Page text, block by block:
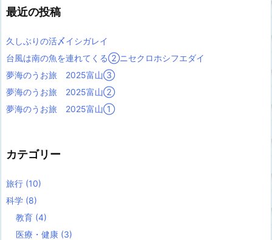
最近の投稿
久しぶりの活〆イシガレイ
台風は南の魚を連れてくる②ニセクロホシフエダイ
夢海のうお旅 2025富山③
夢海のうお旅 2025富山②
夢海のうお旅 2025富山①
カテゴリー
旅行 (10)
科学 (8)
教育 (4)
医療・健康 (3)